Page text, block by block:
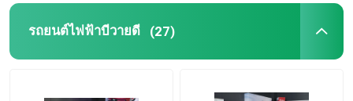
รถยนต์ฮุนได
รถยนต์ไฟฟ้าบีวายดี (27)